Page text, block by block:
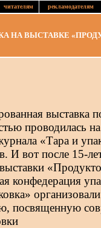
читателям рекламодателям
НА ВЫСТАВКЕ
выставка
проводилась
«Тара и
И вот после 15-
конфедерация
посвященную